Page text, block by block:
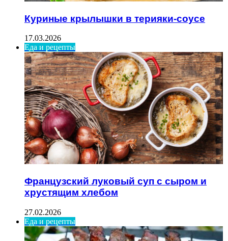
Куриные крылышки в терияки-соусе
17.03.2026
Еда и рецепты
Французский луковый суп с сыром и
хрустящим хлебом
27.02.2026
Еда и рецепты